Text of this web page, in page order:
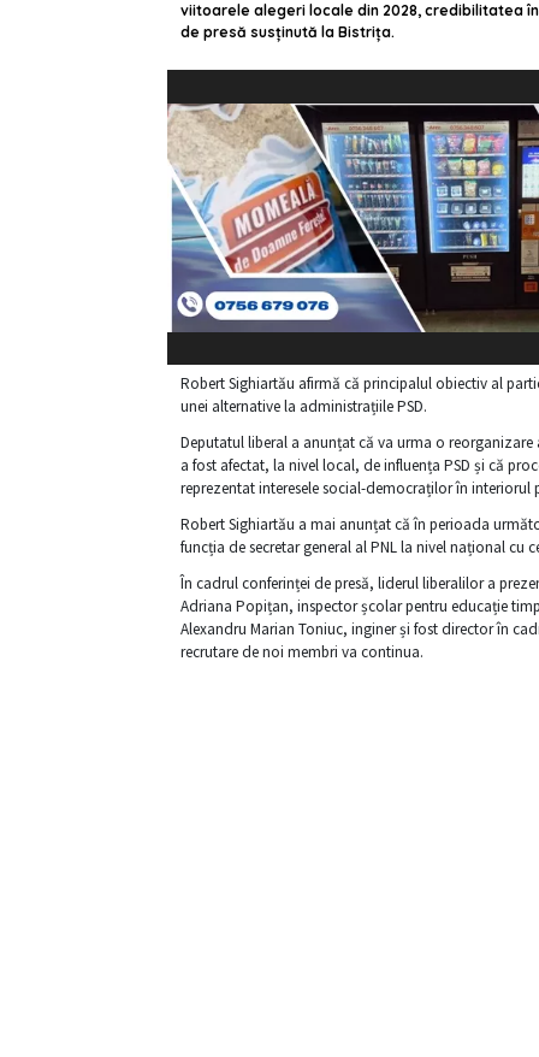
viitoarele alegeri locale din 2028, credibilitatea
de presă susținută la Bistrița.
Robert Sighiartău afirmă că principalul obiectiv al
unei alternative la administrațiile PSD.
Deputatul liberal a anunțat că va urma o
a fost afectat, la nivel local, de influența PSD și că
reprezentat interesele social-democraților în interiorul
Robert Sighiartău a mai anunțat că în perioada
funcția de secretar general al PNL la nivel național cu
În cadrul conferinței de presă, liderul liberalilor a
Adriana Popițan, inspector școlar pentru educație
Alexandru Marian Toniuc, inginer și fost director în
recrutare de noi membri va continua.